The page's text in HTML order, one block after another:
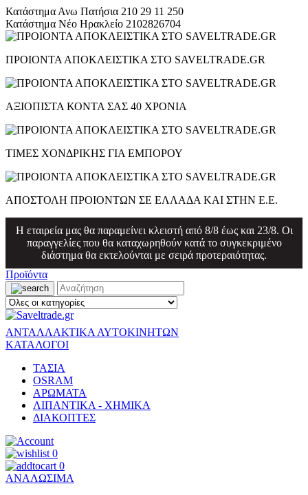
Κατάστημα Ανω Πατήσια 210 29 11 250
Κατάστημα Νέο Ηρακλείο 2102826704
ΠΡΟΙΟΝΤΑ ΑΠΟΚΛΕΙΣΤΙΚΑ ΣΤΟ SAVELTRADE.GR
ΑΞΙΟΠΙΣΤΑ ΚΟΝΤΑ ΣΑΣ 40 ΧΡΟΝΙΑ
ΤΙΜΕΣ ΧΟΝΔΡΙΚΗΣ ΓΙΑ ΕΜΠΟΡΟΥ
ΑΠΟΣΤΟΛΗ ΠΡΟΙΟΝΤΩΝ ΣΕ ΕΛΛΑΔΑ ΚΑΙ ΣΤΗΝ Ε.Ε.
Η εταιρεία μας θα παραμείνει κλειστή από 8/8 έως και 23/8. Οι
παραγγελίες που θα καταχωρηθούν κατά το συγκεκριμένο
διάστημα θα εκτελούνται με σειρά προτεραιότητας.
Προϊόντα
ΑΝΤΑΛΛΑΚΤΙΚΑ ΑΥΤΟΚΙΝΗΤΩΝ
ΚΑΤΑΛΟΓΟΙ
ΤΑΣΙΑ
OSRAM
ΑΡΩΜΑΤΑ
ΛΙΠΑΝΤΙΚΑ - ΧΗΜΙΚΑ
ΔΙΑΚΟΠΤΕΣ
0
0
ΑΝΑΛΩΣΙΜΑ